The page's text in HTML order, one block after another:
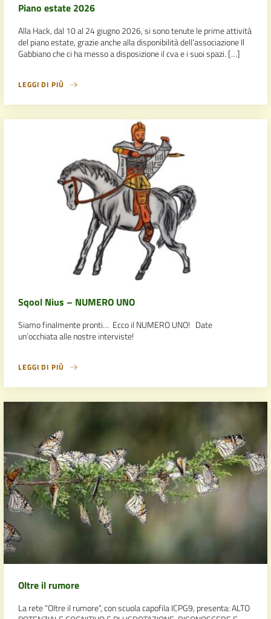
Piano estate 2026
Alla Hack, dal 10 al 24 giugno 2026, si sono tenute le prime attività
del piano estate, grazie anche alla disponibilità dell’associazione Il
Gabbiano che ci ha messo a disposizione il cva e i suoi spazi. […]
LEGGI DI PIÙ
Sqool Nius – NUMERO UNO
Siamo finalmente pronti… Ecco il NUMERO UNO! Date
un’occhiata alle nostre interviste!
LEGGI DI PIÙ
Oltre il rumore
La rete “Oltre il rumore”, con scuola capofila ICPG9, presenta: ALTO